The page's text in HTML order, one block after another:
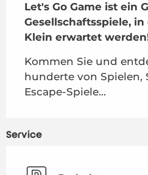
Let's Go Game ist ein
Gesellschaftsspiele,
Klein erwartet
Kommen Sie und
hunderte von Spielen,
Escape-Spiele...
Service